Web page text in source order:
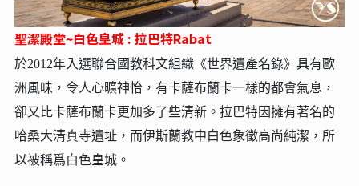
聖潔殿堂~白色皇城 : 拉巴特Rabat
於2012年入選聯合國教科文組織《世界遺產名錄》具有歐
洲風味，令人心曠神怡，有卡薩布蘭卡一樣的都會氣息，
卻又比卡薩布蘭卡更加多了些清新。拉巴特因擁有著名的
哈桑大清真寺遺址，而伊斯蘭教中白色象徵高尚純潔，所
以被稱爲白色皇城。